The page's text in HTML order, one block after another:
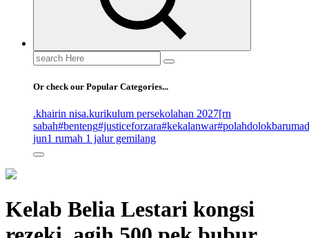
Search
for:
Or check our Popular Categories...
.khairin nisa.kurikulum persekolahan 2027[rn
sabah#benteng#justiceforzara#kekalanwar
jun1 rumah 1 jalur gemilang
Kelab Belia Lestari kongsi